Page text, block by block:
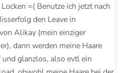
=( Benutze ich jetzt nach
den Leave in
Alikay (mein einziger
dann werden meine Haare
glanzlos, also evtl ein